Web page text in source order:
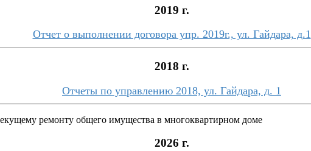
2019 г.
Отчет о выполнении договора упр. 2019г., ул. Гайдара, д.1
2018 г.
Отчеты по управлению 2018, ул. Гайдара, д. 1
ремонту общего имущества в многоквартирном доме
2026 г.